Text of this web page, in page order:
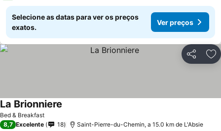
Selecione as datas para ver os preços
exatos.
Ver preços
Partilhar
Bed & Breakfast
La Brionniere
8,7 Excelente 18 Saint-Pierre-du-Chemin, a 15.0 km de L'Absie